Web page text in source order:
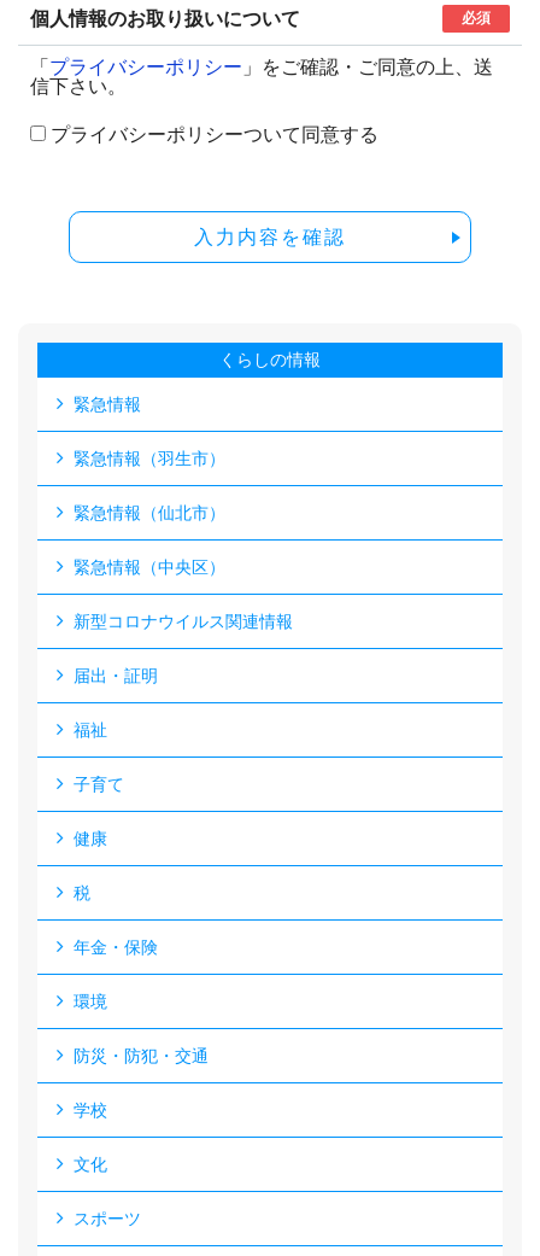
個人情報のお取り扱いについて 必須
「 プライバシーポリシー 」をご確認・ご同意の上、送
信下さい。
プライバシーポリシーついて同意する
入力内容を確認
くらしの情報
緊急情報
緊急情報（羽生市）
緊急情報（仙北市）
緊急情報（中央区）
新型コロナウイルス関連情報
届出・証明
福祉
子育て
健康
税
年金・保険
環境
防災・防犯・交通
学校
文化
スポーツ